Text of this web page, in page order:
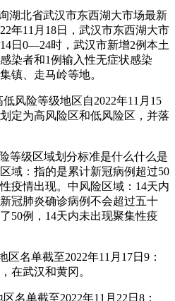
湖北省武汉市东西湖大市场最新
年11月18日，武汉市东西湖大市
日0—24时，武汉市新增2例本土
染者和1例输入性无症状感染
镇、走马岭等地。
风险等级地区自2022年11月15
定为高风险区和低风险区，并落
等级区域划分标准是什么什么是
域：指的是累计新冠病例超过50
疫情出现。中风险区域：14天内
冠肺炎确诊病例不会超过五十
50例，14天内未出现聚集性疫
区名单截至2022年11月17日9：
在武汉和黄冈。
名单截至2022年11月22日8：